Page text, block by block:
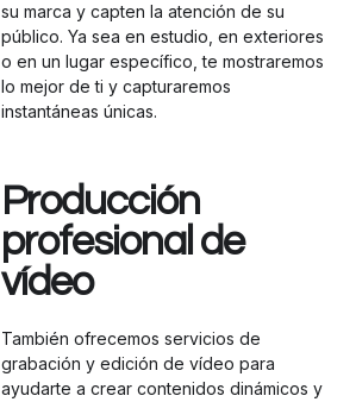
su marca y capten la atención de su
público. Ya sea en estudio, en exteriores
o en un lugar específico, te mostraremos
lo mejor de ti y capturaremos
instantáneas únicas.
Producción
profesional de
vídeo
También ofrecemos servicios de
grabación y edición de vídeo para
ayudarte a crear contenidos dinámicos y